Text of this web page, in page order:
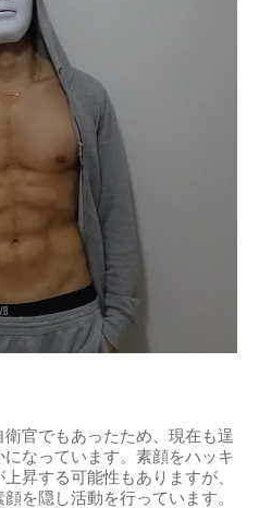
官でもあったため、現在も逞
なっています。素顔をハッキ
昇する可能性もありますが、
を隠し活動を行っています。